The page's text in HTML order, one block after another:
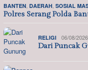
BANTEN DAERAH SOSIAL
Polres Serang Polda
RELIGI 06/08/2026
Dari Puncak